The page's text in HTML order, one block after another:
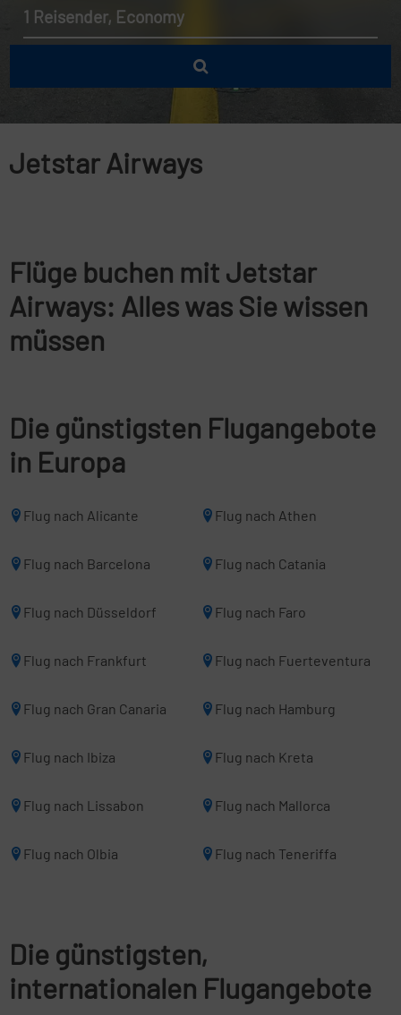
1 Reisender, Economy
Jetstar Airways
Flüge buchen mit Jetstar
Airways: Alles was Sie wissen
müssen
Die günstigsten Flugangebote
in Europa
Flug nach Alicante Flug nach Athen
Flug nach Barcelona Flug nach Catania
Flug nach Düsseldorf Flug nach Faro
Flug nach Frankfurt Flug nach Fuerteventura
Flug nach Gran Canaria Flug nach Hamburg
Flug nach Ibiza Flug nach Kreta
Flug nach Lissabon Flug nach Mallorca
Flug nach Olbia Flug nach Teneriffa
Die günstigsten,
internationalen Flugangebote